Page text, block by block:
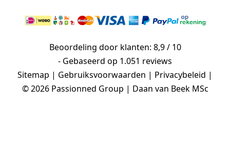
Beoordeling door klanten: 8,9 / 10
- Gebaseerd op 1.051 reviews
Sitemap | Gebruiksvoorwaarden | Privacybeleid |
© 2026 Passionned Group | Daan van Beek MSc